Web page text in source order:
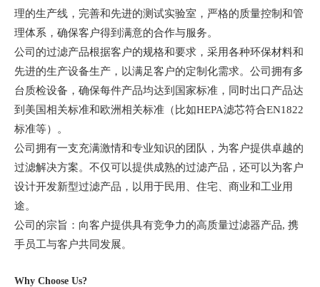
理的生产线，完善和先进的测试实验室，严格的质量控制和管
理体系，确保客户得到满意的合作与服务。
公司的过滤产品根据客户的规格和要求，采用各种环保材料和
先进的生产设备生产，以满足客户的定制化需求。公司拥有多
台质检设备，确保每件产品均达到国家标准，同时出口产品达
到美国相关标准和欧洲相关标准（比如HEPA滤芯符合EN1822
标准等）。
公司拥有一支充满激情和专业知识的团队，为客户提供卓越的
过滤解决方案。不仅可以提供成熟的过滤产品，还可以为客户
设计开发新型过滤产品，以用于民用、住宅、商业和工业用
途。
公司的宗旨：向客户提供具有竞争力的高质量过滤器产品, 携
手员工与客户共同发展。
Why Choose Us?